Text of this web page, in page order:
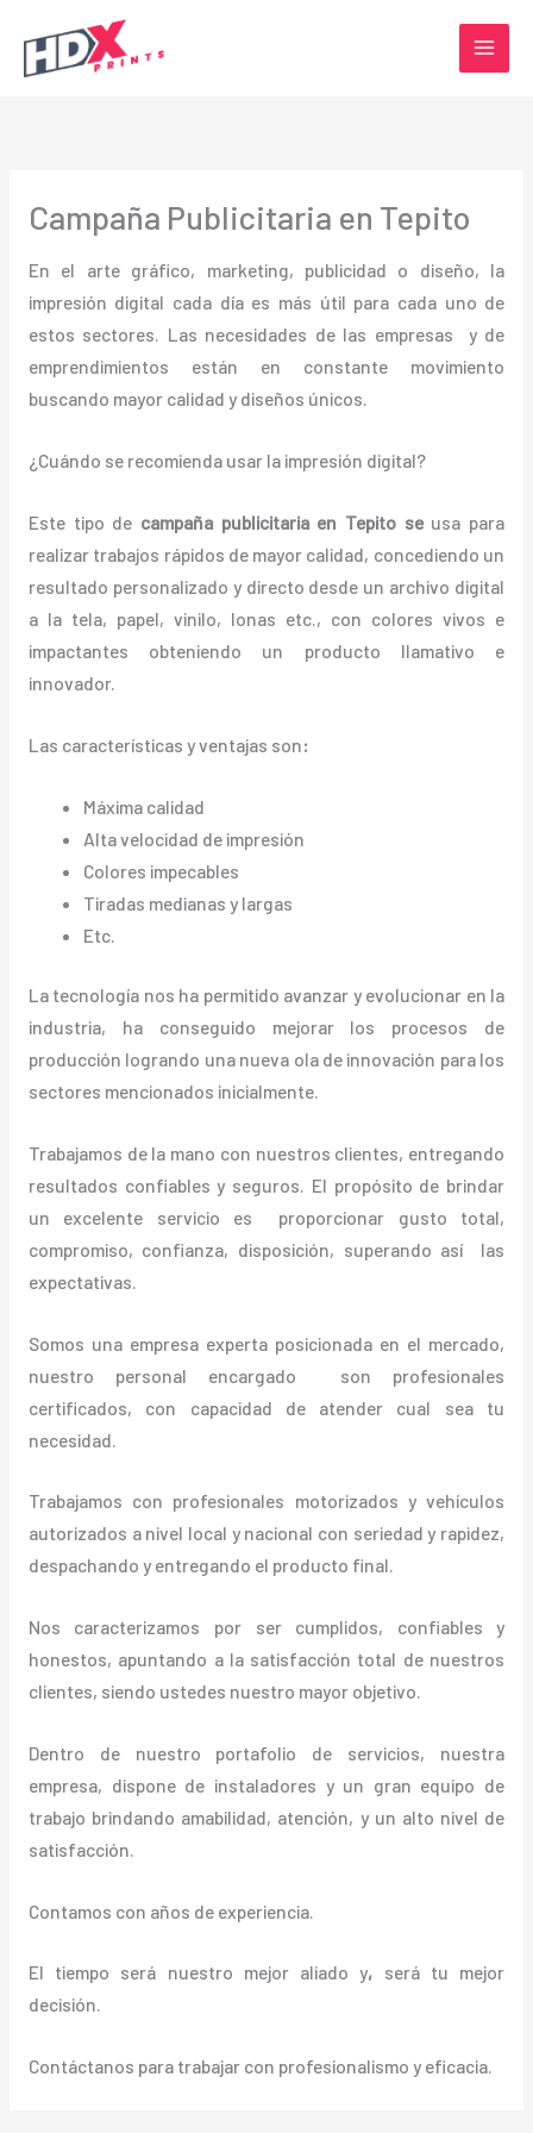
contenido
Campaña Publicitaria en Tepito
En el arte gráfico, marketing, publicidad o diseño, la
impresión digital cada día es más útil para cada uno de
estos sectores. Las necesidades de las empresas y de
emprendimientos están en constante movimiento
buscando mayor calidad y diseños únicos.
¿Cuándo se recomienda usar la impresión digital?
Este tipo de campaña publicitaria en Tepito seusa para
realizar trabajos rápidos de mayor calidad, concediendo un
resultado personalizado y directo desde un archivo digital
a la tela, papel, vinilo, lonas etc., con colores vivos e
impactantes obteniendo un producto llamativo e
innovador.
Las características y ventajas son:
Máxima calidad
Alta velocidad de impresión
Colores impecables
Tiradas medianas y largas
Etc.
La tecnología nos ha permitido avanzar y evolucionar en la
industria, ha conseguido mejorar los procesos de
producción logrando una nueva ola de innovación para los
sectores mencionados inicialmente.
Trabajamos de la mano con nuestros clientes, entregando
resultados confiables y seguros. El propósito de brindar
un excelente servicio es proporcionar gusto total,
compromiso, confianza, disposición, superando así las
expectativas.
Somos una empresa experta posicionada en el mercado,
nuestro personal encargado son profesionales
certificados, con capacidad de atender cual sea tu
necesidad.
Trabajamos con profesionales motorizados y vehículos
autorizados a nivel local y nacional con seriedad y rapidez,
despachando y entregando el producto final.
Nos caracterizamos por ser cumplidos, confiables y
honestos, apuntando a la satisfacción total de nuestros
clientes, siendo ustedes nuestro mayor objetivo.
Dentro de nuestro portafolio de servicios, nuestra
empresa, dispone de instaladores y un gran equipo de
trabajo brindando amabilidad, atención, y un alto nivel de
satisfacción.
Contamos con años de experiencia.
El tiempo será nuestro mejor aliado y, será tu mejor
decisión.
Contáctanos para trabajar con profesionalismo y eficacia.